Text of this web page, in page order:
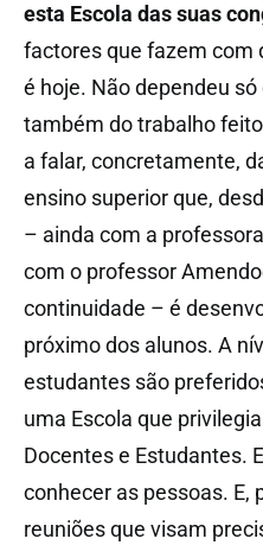
esta Escola das suas
factores que fazem com
é hoje. Não dependeu
também do trabalho
a falar, concretamente,
ensino superior que,
– ainda com a
com o professor
continuidade – é
próximo dos alunos. A
estudantes são
uma Escola que
Docentes e Estudantes.
conhecer as pessoas. E,
reuniões que visam